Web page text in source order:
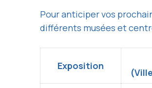
Pour anticiper vos
différents musées et
Exposition